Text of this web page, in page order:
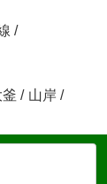
/
釜 / 山岸 /